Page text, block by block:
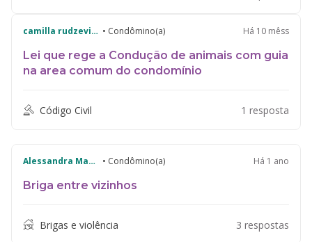
Lei que rege a Condução de animais com guia
na area comum do condomínio
camilla rudzevicius forin • Condômino(a) Há 10 mêss
Código Civil 1 resposta
Briga entre vizinhos
Alessandra Mansano • Condômino(a) Há 1 ano
Brigas e violência 3 respostas